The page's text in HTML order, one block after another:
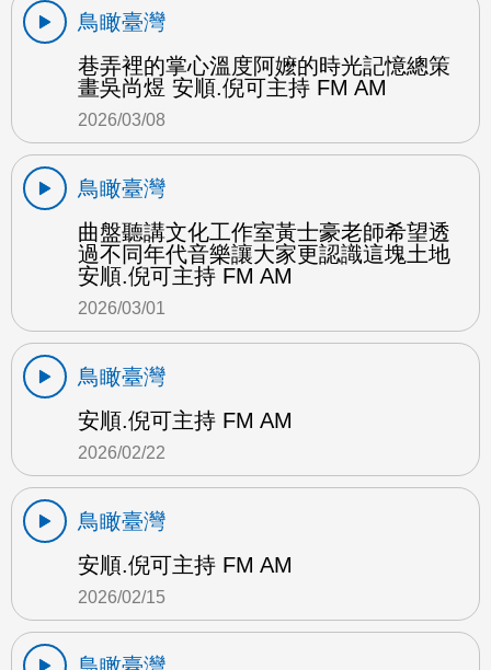
鳥瞰臺灣
巷弄裡的掌心溫度阿嬤的時光記憶總策
畫吳尚煜 安順.倪可主持 FM AM
2026/03/08
鳥瞰臺灣
曲盤聽講文化工作室黃士豪老師希望透
過不同年代音樂讓大家更認識這塊土地
安順.倪可主持 FM AM
2026/03/01
鳥瞰臺灣
安順.倪可主持 FM AM
2026/02/22
鳥瞰臺灣
安順.倪可主持 FM AM
2026/02/15